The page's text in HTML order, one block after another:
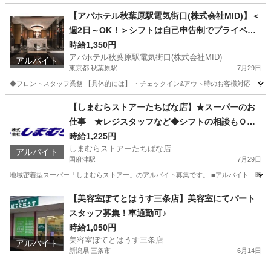
アルバイト
【アパホテル秋葉原駅電気街口(株式会社MID)】＜
週2日～OK！＞シフトは自己申告制でプライベー
トと両立◎アパホテルスタッフ★JR「秋葉原駅」
電気街口から徒歩3分
時給1,350円
アパホテル秋葉原駅電気街口(株式会社MID)
東京都 秋葉原駅 7月29日
◆フロントスタッフ業務 【具体的には】 ・チェックイン&アウト時のお客様対応 (
秋葉原駅 スタッフ
アルバイト
【しまむらストアーたちばな店】★スーパーのお
仕事 ★レジスタッフなど◆シフトの相談もＯＫ
です！主婦（夫）・高校生・大学生・シニアの方
が活躍中☆家庭との両立◎ 選べるお店＆部門！ご
都合よい時間をご相談ください！
時給1,225円
しまむらストアーたちばな店
国府津駅 7月29日
地域密着型スーパー「しまむらストアー」のアルバイト募集です。 ■アルバイト
小田原市 国府津駅 スーパー しまむら
アルバイト
【美容室ぽてとはうす三条店】美容室にてパート
スタッフ募集！車通勤可♪
時給1,050円
美容室ぽてとはうす三条店
新潟県 三条市 6月14日